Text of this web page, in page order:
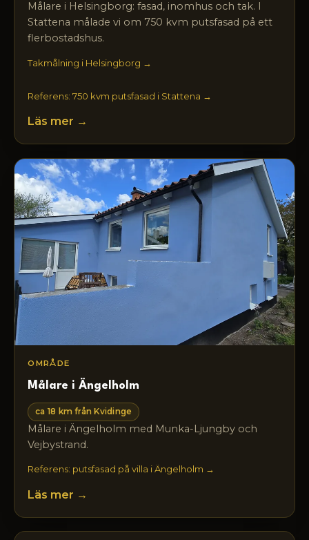
Målare i Helsingborg: fasad, inomhus och tak. I
Stattena målade vi om 750 kvm putsfasad på ett
flerbostadshus.
Takmålning i Helsingborg →
Referens: 750 kvm putsfasad i Stattena →
Läs mer →
OMRÅDE
Målare i Ängelholm
ca 18 km från Kvidinge
Målare i Ängelholm med Munka-Ljungby och
Vejbystrand.
Referens: putsfasad på villa i Ängelholm →
Läs mer →